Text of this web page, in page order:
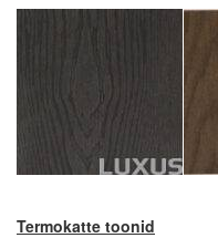
Termokatte toonid